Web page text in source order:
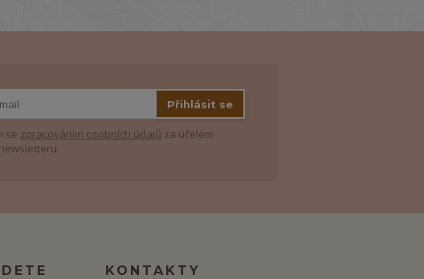
Přihlásit se
se zpracováním osobních údajů za účelem
KONTAKTY